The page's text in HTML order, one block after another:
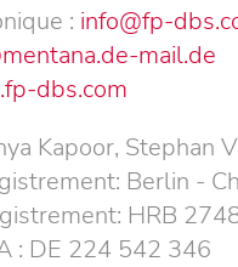
: info@fp-
mail.de
dbs.com
Kapoor, Stephan
Berlin -
HRB
: DE 224 542 346